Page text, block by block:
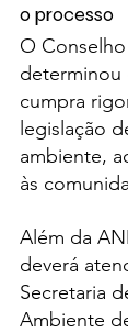
o processo
O
determinou
cumpra
legislação
ambiente,
às
Além da
deverá
Secretaria
Ambiente